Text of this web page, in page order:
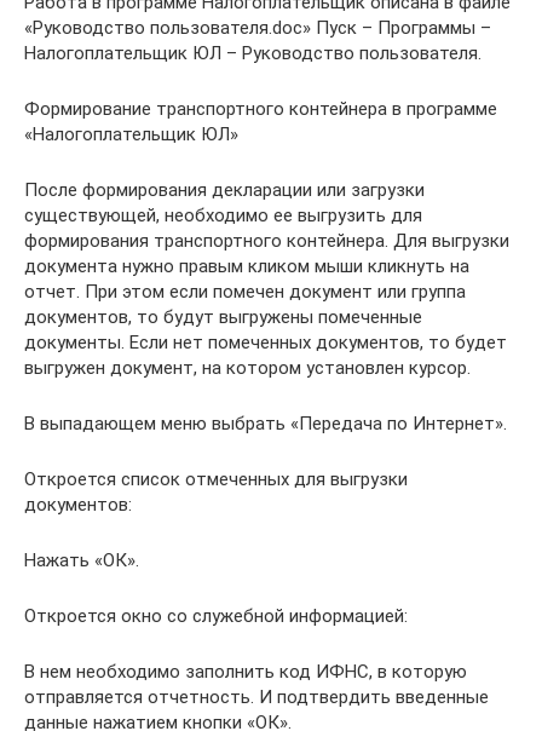
«Руководство пользователя.doc» Пуск – Программы –
Налогоплательщик ЮЛ – Руководство пользователя.
Формирование транспортного контейнера в программе
«Налогоплательщик ЮЛ»
После формирования декларации или загрузки
существующей, необходимо ее выгрузить для
формирования транспортного контейнера. Для выгрузки
документа нужно правым кликом мыши кликнуть на
отчет. При этом если помечен документ или группа
документов, то будут выгружены помеченные
документы. Если нет помеченных документов, то будет
выгружен документ, на котором установлен курсор.
В выпадающем меню выбрать «Передача по Интернет».
Откроется список отмеченных для выгрузки
документов:
Нажать «ОК».
Откроется окно со служебной информацией:
В нем необходимо заполнить код ИФНС, в которую
отправляется отчетность. И подтвердить введенные
данные нажатием кнопки «ОК».